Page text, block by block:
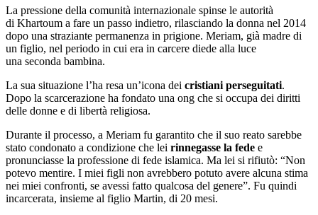
La pressione della comunità internazionale spinse le autorità
di Khartoum a fare un passo indietro, rilasciando la donna nel 2014
dopo una straziante permanenza in prigione. Meriam, già madre di
un figlio, nel periodo in cui era in carcere diede alla luce
una seconda bambina.
La sua situazione l’ha resa un’icona dei cristiani perseguitati.
Dopo la scarcerazione ha fondato una ong che si occupa dei diritti
delle donne e di libertà religiosa.
Durante il processo, a Meriam fu garantito che il suo reato sarebbe
stato condonato a condizione che lei rinnegasse la fede e
pronunciasse la professione di fede islamica. Ma lei si rifiutò: “Non
potevo mentire. I miei figli non avrebbero potuto avere alcuna stima
nei miei confronti, se avessi fatto qualcosa del genere”. Fu quindi
incarcerata, insieme al figlio Martin, di 20 mesi.